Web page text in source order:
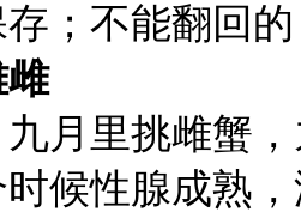
；不能翻回
里挑雌蟹，
候性腺成熟